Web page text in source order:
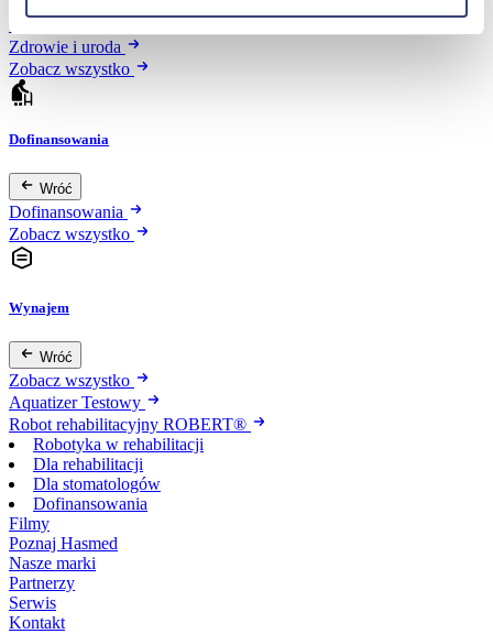
Zdrowie i uroda
Zobacz wszystko
Dofinansowania
Wróć
Dofinansowania
Zobacz wszystko
Wynajem
Wróć
Zobacz wszystko
Aquatizer Testowy
Robot rehabilitacyjny ROBERT®
Robotyka w rehabilitacji
Dla rehabilitacji
Dla stomatologów
Dofinansowania
Filmy
Poznaj Hasmed
Nasze marki
Partnerzy
Serwis
Kontakt